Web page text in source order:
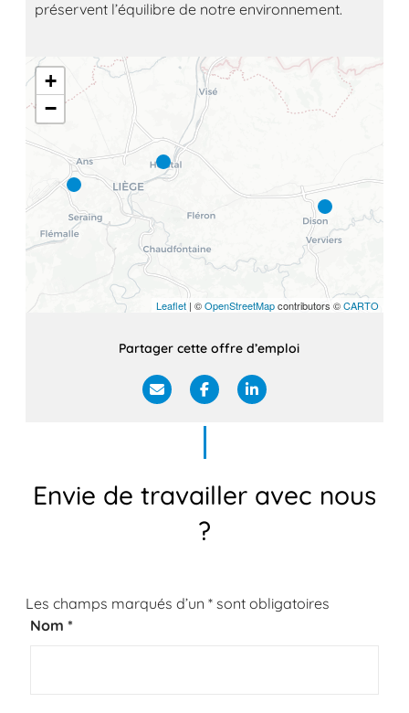
préservent l’équilibre de notre environnement.
+
−
Leaflet | ©OpenStreetMapcontributors ©CARTO
Partager cette offre d’emploi
Envie de travailler avec nous
?
Les champs marqués d’un * sont obligatoires
Nom *